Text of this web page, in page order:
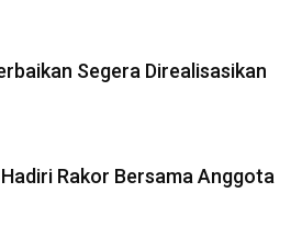
Segera Direalisasikan
Rakor Bersama Anggota